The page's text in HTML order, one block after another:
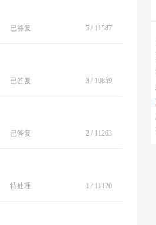
已答复 5 / 11587
已答复 3 / 10859
已答复 2 / 11263
待处理 1 / 11120